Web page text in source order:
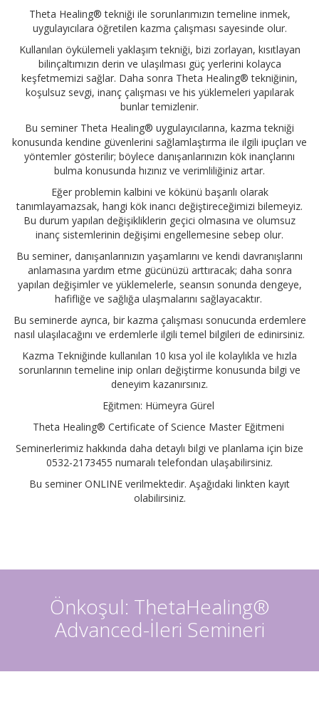
Theta Healing® tekniği ile sorunlarımızın temeline inmek,
uygulayıcılara öğretilen kazma çalışması sayesinde olur.
Kullanılan öykülemeli yaklaşım tekniği, bizi zorlayan, kısıtlayan
bilinçaltımızın derin ve ulaşılması güç yerlerini kolayca
keşfetmemizi sağlar. Daha sonra Theta Healing® tekniğinin,
koşulsuz sevgi, inanç çalışması ve his yüklemeleri yapılarak
bunlar temizlenir.
Bu seminer Theta Healing® uygulayıcılarına, kazma tekniği
konusunda kendine güvenlerini sağlamlaştırma ile ilgili ipuçları ve
yöntemler gösterilir; böylece danışanlarınızın kök inançlarını
bulma konusunda hızınız ve verimliliğiniz artar.
Eğer problemin kalbini ve kökünü başarılı olarak
tanımlayamazsak, hangi kök inancı değiştireceğimizi bilemeyiz.
Bu durum yapılan değişikliklerin geçici olmasına ve olumsuz
inanç sistemlerinin değişimi engellemesine sebep olur.
Bu seminer, danışanlarınızın yaşamlarını ve kendi davranışlarını
anlamasına yardım etme gücünüzü arttıracak; daha sonra
yapılan değişimler ve yüklemelerle, seansın sonunda dengeye,
hafifliğe ve sağlığa ulaşmalarını sağlayacaktır.
Bu seminerde ayrıca, bir kazma çalışması sonucunda erdemlere
nasıl ulaşılacağını ve erdemlerle ilgili temel bilgileri de edinirsiniz.
Kazma Tekniğinde kullanılan 10 kısa yol ile kolaylıkla ve hızla
sorunlarının temeline inip onları değiştirme konusunda bilgi ve
deneyim kazanırsınız.
Eğitmen: Hümeyra Gürel
Theta Healing® Certificate of Science Master Eğitmeni
Seminerlerimiz hakkında daha detaylı bilgi ve planlama için bize
0532-2173455 numaralı telefondan ulaşabilirsiniz.
Bu seminer ONLINE verilmektedir. Aşağıdaki linkten kayıt
olabilirsiniz.
Önkoşul: ThetaHealing®
Advanced-İleri Semineri